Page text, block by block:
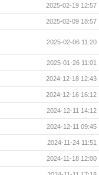
2025-02-19 12:57
2025-02-09 18:57
2025-02-06 11:20
2025-01-26 11:01
2024-12-18 12:43
2024-12-16 16:12
2024-12-11 14:12
2024-12-11 09:45
2024-11-24 11:51
2024-11-18 12:00